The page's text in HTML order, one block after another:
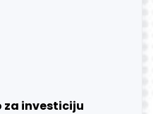
za investiciju